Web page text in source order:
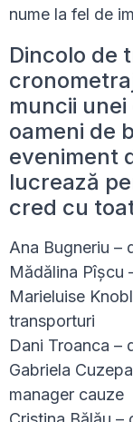
nume la fel de
Dincolo de
muncii
oameni de
eveniment
lucrează
cred cu
Ana Bugneriu –
Mădălina Pîșcu
Marieluise
transporturi
Dani Troanca –
Gabriela
manager cauze